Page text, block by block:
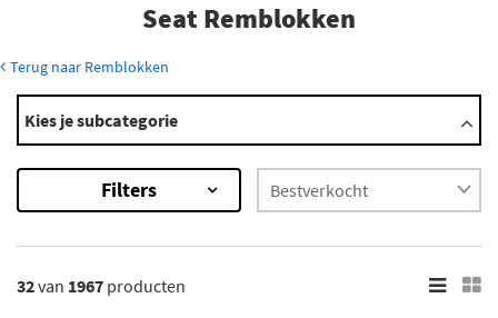
Seat Remblokken
Terug naar Remblokken
Modellen
124
127
132
133
×
Kies je subcategorie
Filters
32van 1967 producten